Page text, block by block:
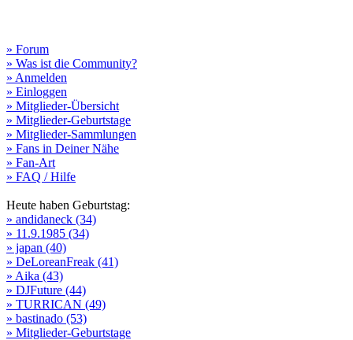
» Forum
» Was ist die Community?
» Anmelden
» Einloggen
» Mitglieder-Übersicht
» Mitglieder-Geburtstage
» Mitglieder-Sammlungen
» Fans in Deiner Nähe
» Fan-Art
» FAQ / Hilfe
Heute haben Geburtstag:
» andidaneck (34)
» 11.9.1985 (34)
» japan (40)
» DeLoreanFreak (41)
» Aika (43)
» DJFuture (44)
» TURRICAN (49)
» bastinado (53)
» Mitglieder-Geburtstage